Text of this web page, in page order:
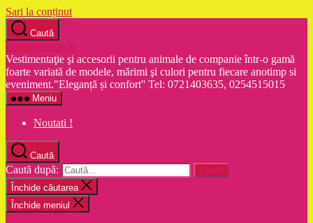
Sari la conținut
Caută
Euroanimode ®
Vestimentaţie şi accesorii pentru animale de companie într-o gamă
foarte variată de modele, mărimi şi culori pentru fiecare anotimp si
eveniment."Eleganță și confort'' Tel: 0721403635, 0254515015
Meniu
Noutati !
Caută
Caută după:
Închide căutarea
Închide meniul